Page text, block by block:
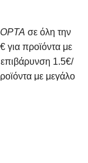
σε όλη την
για προϊόντα με
1.5€/
με μεγάλο
απευθείας.